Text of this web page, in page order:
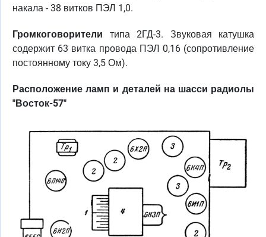
накала - 38 витков ПЭЛ 1,0.
Громкоговорители типа 2ГД-3. Звуковая катушка
содержит 63 витка провода ПЭЛ 0,16 (сопротивление
постоянному току 3,5 Ом).
Расположение ламп и деталей на шасси радиолы
"Восток-57"